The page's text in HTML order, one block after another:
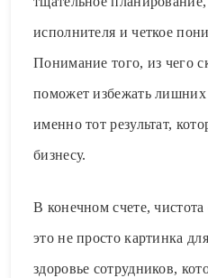
исполнителя и четкое
Понимание того, из чего
поможет избежать лишних
именно тот результат,
бизнесу.
В конечном счете,
это не просто картинка
здоровье сотрудников,